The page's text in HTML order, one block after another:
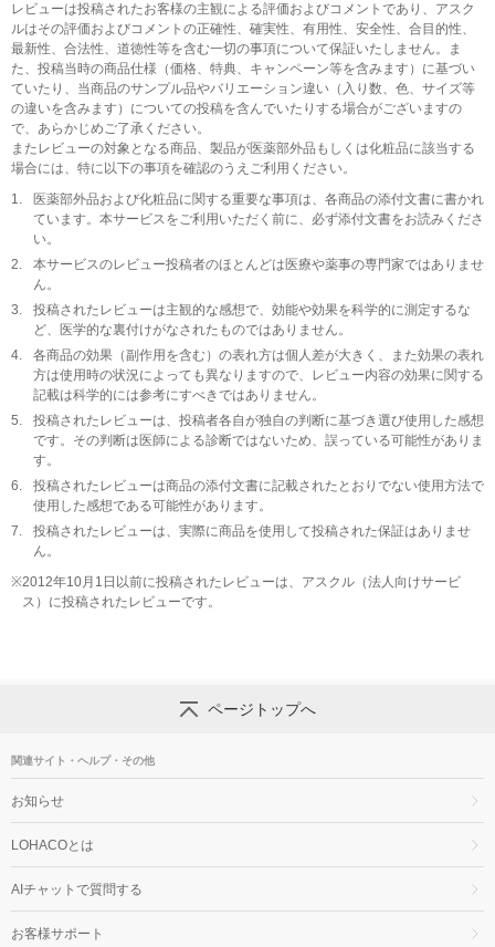
レビューは投稿されたお客様の主観による評価およびコメントであり、アスク
ルはその評価およびコメントの正確性、確実性、有用性、安全性、合目的性、
最新性、合法性、道徳性等を含む一切の事項について保証いたしません。ま
た、投稿当時の商品仕様（価格、特典、キャンペーン等を含みます）に基づい
ていたり、当商品のサンプル品やバリエーション違い（入り数、色、サイズ等
の違いを含みます）についての投稿を含んでいたりする場合がございますの
で、あらかじめご了承ください。
またレビューの対象となる商品、製品が医薬部外品もしくは化粧品に該当する
場合には、特に以下の事項を確認のうえご利用ください。
1.
医薬部外品および化粧品に関する重要な事項は、各商品の添付文書に書かれ
ています。本サービスをご利用いただく前に、必ず添付文書をお読みくださ
い。
2.
本サービスのレビュー投稿者のほとんどは医療や薬事の専門家ではありませ
ん。
3.
投稿されたレビューは主観的な感想で、効能や効果を科学的に測定するな
ど、医学的な裏付けがなされたものではありません。
4.
各商品の効果（副作用を含む）の表れ方は個人差が大きく、また効果の表れ
方は使用時の状況によっても異なりますので、レビュー内容の効果に関する
記載は科学的には参考にすべきではありません。
5.
投稿されたレビューは、投稿者各自が独自の判断に基づき選び使用した感想
です。その判断は医師による診断ではないため、誤っている可能性がありま
す。
6.
投稿されたレビューは商品の添付文書に記載されたとおりでない使用方法で
使用した感想である可能性があります。
7.
投稿されたレビューは、実際に商品を使用して投稿された保証はありませ
ん。
※2012年10月1日以前に投稿されたレビューは、アスクル（法人向けサービ
ス）に投稿されたレビューです。
ページトップへ
関連サイト・ヘルプ・その他
お知らせ
LOHACOとは
AIチャットで質問する
お客様サポート